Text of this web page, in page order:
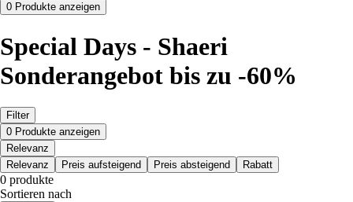
0 Produkte anzeigen
Special Days - Shaeri
Sonderangebot bis zu -60%
Filter
0 Produkte anzeigen
Relevanz
Relevanz
Preis aufsteigend Preis absteigend Rabatt
0 produkte
Sortieren nach